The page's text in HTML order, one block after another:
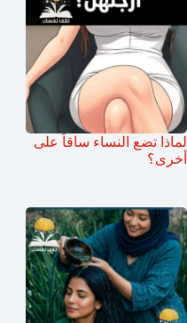
لماذا تضع النساء ساقاً على
أخرى؟